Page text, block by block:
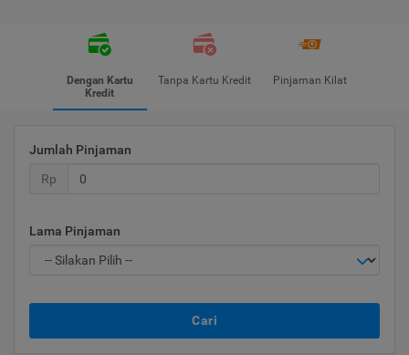
Dengan Kartu
Kredit
Tanpa Kartu Kredit Pinjaman Kilat
Jumlah Pinjaman
Rp
Lama Pinjaman
Cari